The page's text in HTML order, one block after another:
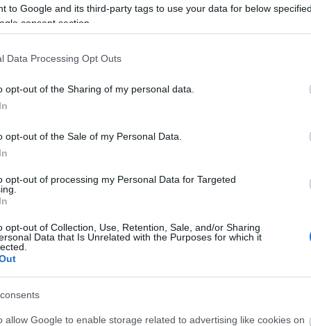
to Google and its third-party tags to use your data for below
consent section.
Data Processing Opt Outs
opt-out of the Sharing of my personal data.
opt-out of the Sale of my Personal Data.
opt-out of processing my Personal Data for Targeted
opt-out of Collection, Use, Retention, Sale, and/or Sharing
Data that Is Unrelated with the Purposes for which it
allow Google to enable storage related to advertising like cookies on
young marble giants lauryn hillboat clubjeff buckleyrites of springthe
the monksgermsdennis wilson
LEMEZKOLLEKCIÓJÁT!
nyerhetünk betekintést az érzékeny énekes-dalszerző,
TOVÁBB →